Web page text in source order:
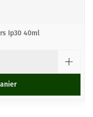
Ip30 40ml